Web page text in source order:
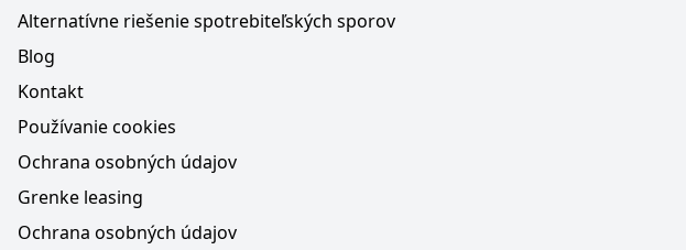
Alternatívne riešenie spotrebiteľských sporov
Blog
Kontakt
Používanie cookies
Ochrana osobných údajov
Grenke leasing
Ochrana osobných údajov